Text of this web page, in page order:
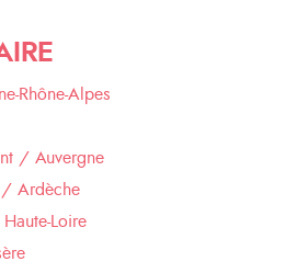
Rhône-Alpes
/ Auvergne
/ Ardèche
Loire